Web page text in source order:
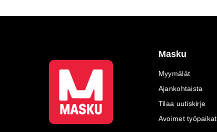
Masku
Myymälät
Ajankohtaista
Tilaa uutiskirje
Avoimet työpaikat